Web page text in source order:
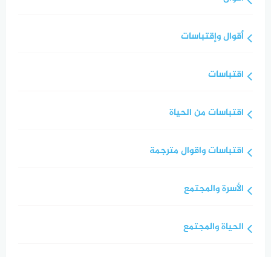
أقوال وإقتباسات
اقتباسات
اقتباسات من الحياة
اقتباسات واقوال مترجمة
الأسرة والمجتمع
الحياة والمجتمع